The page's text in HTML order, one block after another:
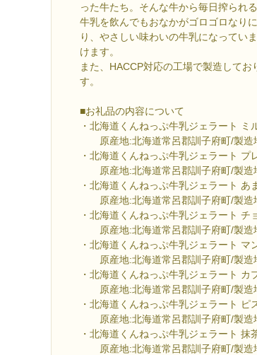
った牛たち。そんな牛から毎日搾られ
牛乳を飲んでもおなかがゴロゴロなり
り、やさしい味わいの牛乳になってい
けます。
また、HACCP対応の工場で製造して
す。
■お礼品の内容について
・北海道くんねっぷ牛乳ジェラート ミ
原産地:北海道常呂郡訓子府町/製造
・北海道くんねっぷ牛乳ジェラート
原産地:北海道常呂郡訓子府町/製造
・北海道くんねっぷ牛乳ジェラート あ
原産地:北海道常呂郡訓子府町/製造
・北海道くんねっぷ牛乳ジェラート チ
原産地:北海道常呂郡訓子府町/製造
・北海道くんねっぷ牛乳ジェラート マ
原産地:北海道常呂郡訓子府町/製造
・北海道くんねっぷ牛乳ジェラート カ
原産地:北海道常呂郡訓子府町/製造
・北海道くんねっぷ牛乳ジェラート ピ
原産地:北海道常呂郡訓子府町/製造
・北海道くんねっぷ牛乳ジェラート 抹
原産地:北海道常呂郡訓子府町/製造